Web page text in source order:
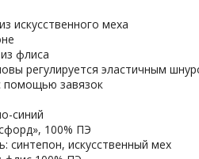
искусственного меха
флиса
регулируется эластичным
помощью завязок
синий
100% ПЭ
синтепон, искусственный мех